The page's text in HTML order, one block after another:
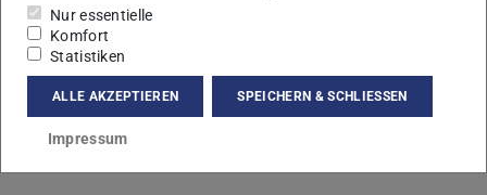
Kontakt
Nur essentielle
Komfort
Statistiken
ALLE AKZEPTIEREN SPEICHERN & SCHLIESSEN
Impressum